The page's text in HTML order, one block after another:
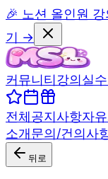
🎉 노션 올인원
기 →
커뮤니티강의실
전체공지사항자
소개문의/건의사
뒤로